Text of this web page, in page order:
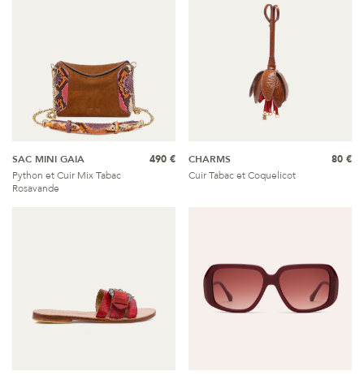
SAC MINI GAIA
Python et Cuir Mix Tabac
Rosavande
490 €
CHARMS
Cuir Tabac et Coquelicot
80 €